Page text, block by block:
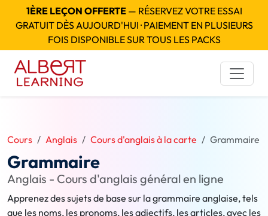
1ÈRE LEÇON OFFERTE— RÉSERVEZ VOTRE ESSAI
GRATUIT DÈS AUJOURD'HUI · PAIEMENT EN PLUSIEURS
FOIS DISPONIBLE SUR TOUS LES PACKS
Cours Anglais Cours d'anglais à la carte Grammaire
Grammaire
Anglais - Cours d'anglais général en ligne
Apprenez des sujets de base sur la grammaire anglaise, tels
que les noms, les pronoms, les adjectifs, les articles, avec les